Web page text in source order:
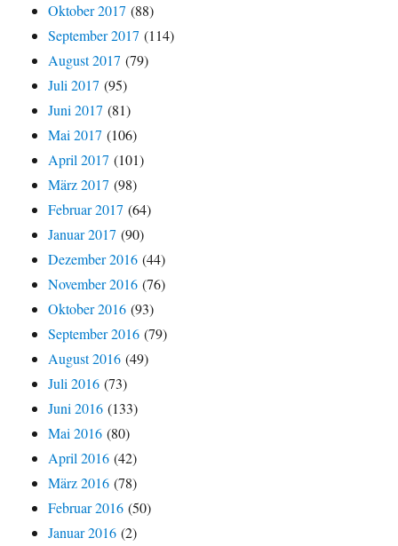
Oktober 2017 (88)
September 2017 (114)
August 2017 (79)
Juli 2017 (95)
Juni 2017 (81)
Mai 2017 (106)
April 2017 (101)
März 2017 (98)
Februar 2017 (64)
Januar 2017 (90)
Dezember 2016 (44)
November 2016 (76)
Oktober 2016 (93)
September 2016 (79)
August 2016 (49)
Juli 2016 (73)
Juni 2016 (133)
Mai 2016 (80)
April 2016 (42)
März 2016 (78)
Februar 2016 (50)
Januar 2016 (2)